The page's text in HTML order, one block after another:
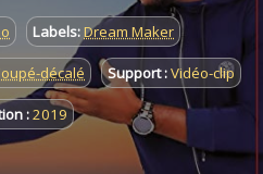
Labels:Dream Maker
décalé Support :Vidéo-clip
:2019